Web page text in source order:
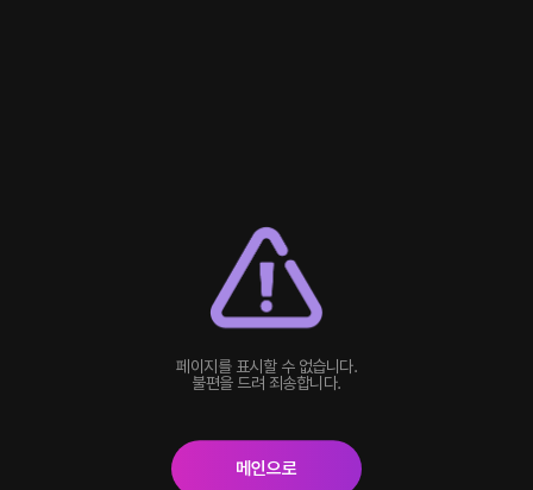
페이지를 표시할 수 없습니다.
불편을 드려 죄송합니다.
메인으로